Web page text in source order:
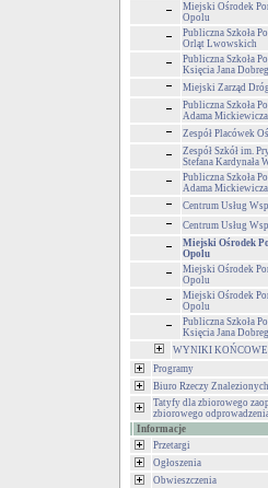
Miejski Ośrodek
Opolu
Publiczna Szkoła
Orląt Lwowskich
Publiczna Szkoła
Księcia Jana
Miejski Zarząd
Publiczna Szkoła
Adama Mickiewicza
Zespół Placówek
Zespół Szkół im.
Stefana Kardynała
Publiczna Szkoła
Adama
Centrum Usług
Centrum Usług
Miejski Ośrodek
Opolu
Miejski Ośrodek
Opolu
Miejski Ośrodek
Opolu
Publiczna Szkoła
Księcia Jana
WYNIKI
Programy
Biuro Rzeczy Znalezionych
Tatyfy dla zbiorowego
zbiorowego
Informacje
Przetargi
Ogłoszenia
Obwieszczenia